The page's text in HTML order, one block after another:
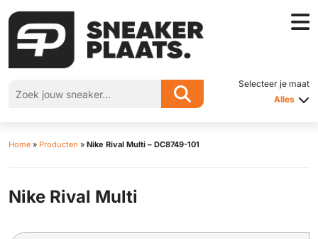
Selecteer je maat
Alles
Home » Producten » Nike Rival Multi – DC8749-101
Nike Rival Multi